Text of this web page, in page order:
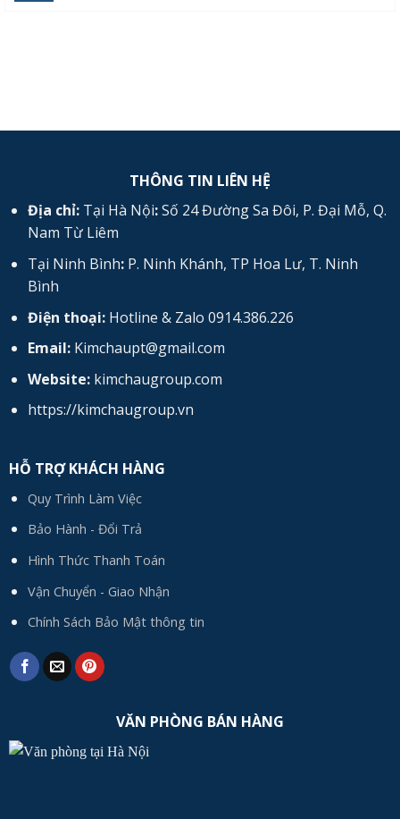
tường
THÔNG TIN LIÊN HỆ
Địa chỉ:Tại Hà Nội:Số 24 Đường Sa Đôi, P. Đại Mỗ, Q.
Nam Từ Liêm
Tại Ninh Bình:P. Ninh Khánh, TP Hoa Lư, T. Ninh
Bình
Điện thoại:Hotline & Zalo 0914.386.226
Email:Kimchaupt@gmail.com
Website: kimchaugroup.com
https://kimchaugroup.vn
HỖ TRỢ KHÁCH HÀNG
Quy Trình Làm Việc
Bảo Hành - Đổi Trả
Hình Thức Thanh Toán
Vận Chuyển - Giao Nhận
Chính Sách Bảo Mật thông tin
VĂN PHÒNG BÁN HÀNG